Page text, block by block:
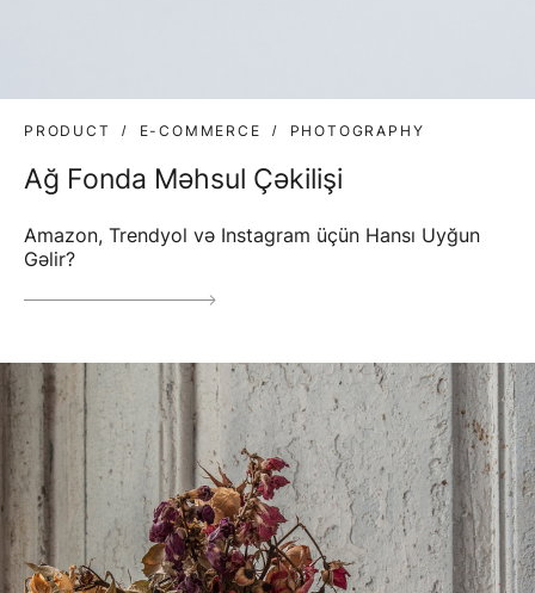
PRODUCT E-COMMERCE PHOTOGRAPHY
Ağ Fonda Məhsul Çəkilişi
Amazon, Trendyol və Instagram üçün Hansı Uyğun
Gəlir?